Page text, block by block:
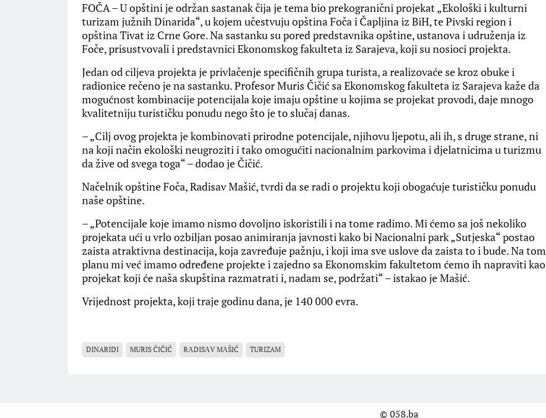
FOČA – U opštini je održan sastanak čija je tema bio prekogranični projekat „Ekološki i kulturni
turizam južnih Dinarida“, u kojem učestvuju opština Foča i Čapljina iz BiH, te Pivski region i
opština Tivat iz Crne Gore. Na sastanku su pored predstavnika opštine, ustanova i udruženja iz
Foče, prisustvovali i predstavnici Ekonomskog fakulteta iz Sarajeva, koji su nosioci projekta.
Jedan od ciljeva projekta je privlačenje specifičnih grupa turista, a realizovaće se kroz obuke i
radionice rečeno je na sastanku. Profesor Muris Čičić sa Ekonomskog fakulteta iz Sarajeva kaže da
mogućnost kombinacije potencijala koje imaju opštine u kojima se projekat provodi, daje mnogo
kvalitetniju turističku ponudu nego što je to slučaj danas.
– „Cilj ovog projekta je kombinovati prirodne potencijale, njihovu ljepotu, ali ih, s druge strane, ni
na koji način ekološki neugroziti i tako omogućiti nacionalnim parkovima i djelatnicima u turizmu
da žive od svega toga“ – dodao je Čičić.
Načelnik opštine Foča, Radisav Mašić, tvrdi da se radi o projektu koji obogaćuje turističku ponudu
naše opštine.
– „Potencijale koje imamo nismo dovoljno iskoristili i na tome radimo. Mi ćemo sa još nekoliko
projekata ući u vrlo ozbiljan posao animiranja javnosti kako bi Nacionalni park „Sutjeska“ postao
zaista atraktivna destinacija, koja zavređuje pažnju, i koji ima sve uslove da zaista to i bude. Na tom
planu mi već imamo određene projekte i zajedno sa Ekonomskim fakultetom ćemo ih napraviti kao
projekat koji će naša skupština razmatrati i, nadam se, podržati“ – istakao je Mašić.
Vrijednost projekta, koji traje godinu dana, je 140 000 evra.
DINARIDI MURIS ČIČIĆ RАDISАV MАŠIĆ TURIZAM
© 058.ba